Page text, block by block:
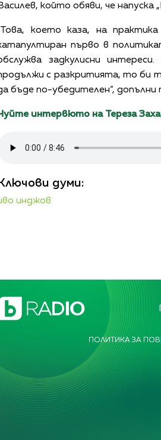
който обяви, че напуска
което каза, на
първо в
задкулисни
с разкритията, то би
бъде по-убедителен“, допълни
интервюто на Тереза
Ключови думи:
инджов
ПОЛИТИКА ЗА